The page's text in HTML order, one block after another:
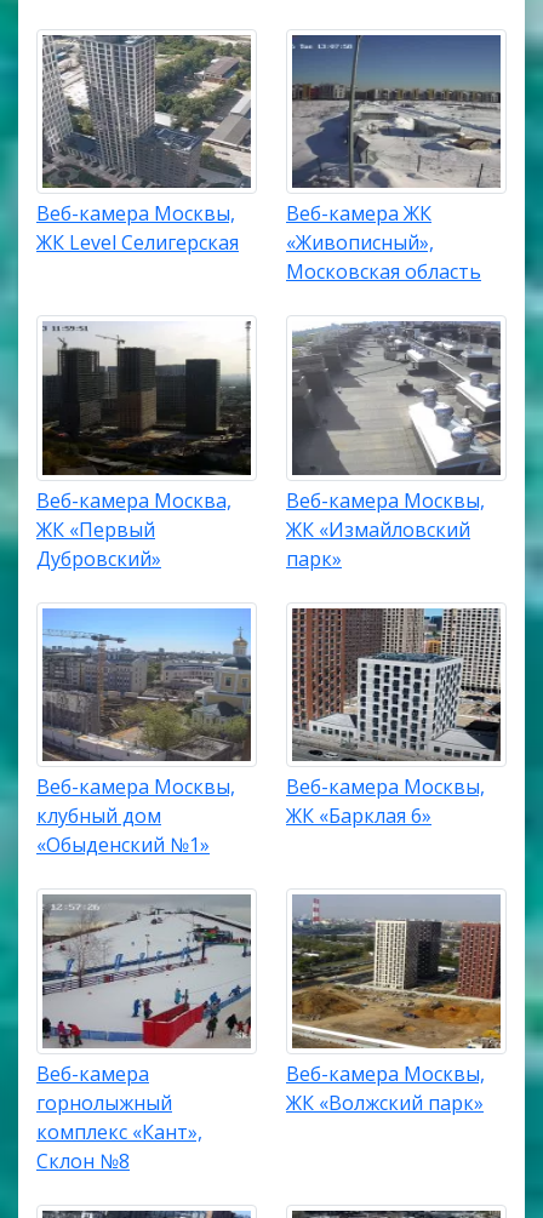
Веб-камера Москвы,
ЖК Level Селигерская
Веб-камера ЖК
«Живописный»,
Московская область
Веб-камера Москва,
ЖК «Первый
Дубровский»
Веб-камера Москвы,
ЖК «Измайловский
парк»
Веб-камера Москвы,
клубный дом
«Обыденский №1»
Веб-камера Москвы,
ЖК «Барклая 6»
Веб-камера
горнолыжный
комплекс «Кант»,
Склон №8
Веб-камера Москвы,
ЖК «Волжский парк»